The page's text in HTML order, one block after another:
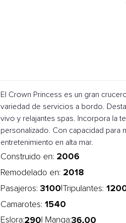
El Crown Princess es un gran
variedad de servicios a bordo.
vivo y relajantes spas. Incorpora la
personalizado. Con capacidad
entretenimiento en alta mar.
Construido en: 2006
Remodelado en: 2018
Pasajeros: 3100 Tripulantes:
Camarotes: 1540
Eslora:290 | Manga:36,00